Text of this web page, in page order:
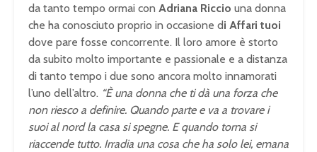
da tanto tempo ormai con Adriana Riccio una donna
che ha conosciuto proprio in occasione di Affari tuoi
dove pare fosse concorrente. Il loro amore è storto
da subito molto importante e passionale e a distanza
di tanto tempo i due sono ancora molto innamorati
l’uno dell’altro. “È una donna che ti dà una forza che
non riesco a definire. Quando parte e va a trovare i
suoi al nord la casa si spegne. E quando torna si
riaccende tutto. Irradia una cosa che ha solo lei, emana